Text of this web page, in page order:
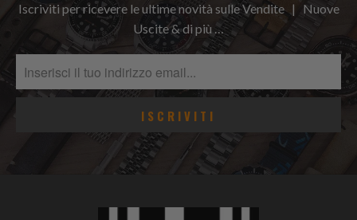
Iscriviti per ricevere le ultime novità sulle Vendite | Nuove
Uscite & di più …